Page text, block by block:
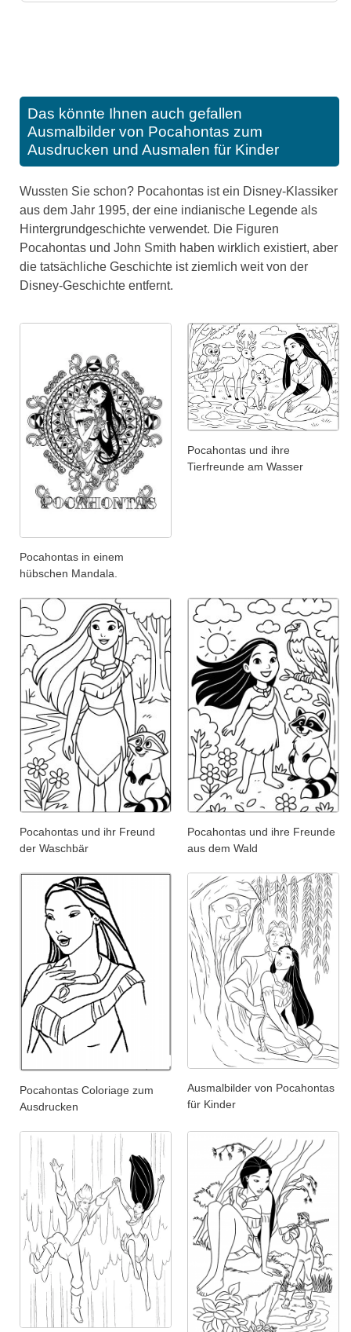
Das könnte Ihnen auch gefallen
Ausmalbilder von Pocahontas zum
Ausdrucken und Ausmalen für Kinder
Wussten Sie schon? Pocahontas ist ein Disney-Klassiker
aus dem Jahr 1995, der eine indianische Legende als
Hintergrundgeschichte verwendet. Die Figuren
Pocahontas und John Smith haben wirklich existiert, aber
die tatsächliche Geschichte ist ziemlich weit von der
Disney-Geschichte entfernt.
Pocahontas in einem
hübschen Mandala.
Pocahontas und ihre
Tierfreunde am Wasser
Pocahontas und ihr Freund
der Waschbär
Pocahontas und ihre Freunde
aus dem Wald
Pocahontas Coloriage zum
Ausdrucken
Ausmalbilder von Pocahontas
für Kinder